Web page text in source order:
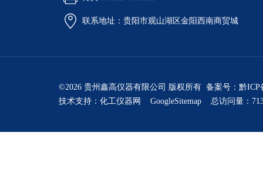
联系地址：贵阳市观山湖区金阳西南商贸城
©2026 贵州鑫高仪器有限公司 版权所有 备案号： 黔ICP
技术支持： 化工仪器网 GoogleSitemap 总访问量：